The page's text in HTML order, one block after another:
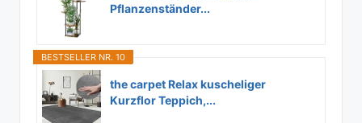
Pflanzenständer...
BESTSELLER NR. 10
the carpet Relax kuscheliger
Kurzflor Teppich,...